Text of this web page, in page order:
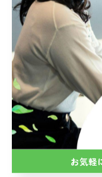
愛媛県越智郡上島
電話番号 : 0897-72-
FAX番号 : 0897-72-
上島町で気軽にテイ
上島町でやさしい余
上島町で一人が心
お気軽